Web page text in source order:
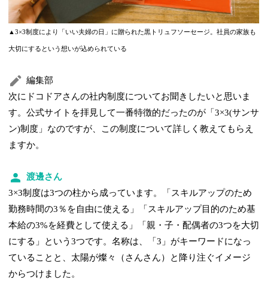
▲3×3制度により「いい夫婦の日」に贈られた黒トリュフソーセージ。社員の家族も
大切にするという想いが込められている
編集部
次にドコドアさんの社内制度についてお聞きしたいと思いま
す。公式サイトを拝見して一番特徴的だったのが「3×3(サンサ
ン)制度」なのですが、この制度について詳しく教えてもらえ
ますか。
渡邊さん
3×3制度は3つの柱から成っています。「スキルアップのため
勤務時間の3％を自由に使える」「スキルアップ目的のため基
本給の3%を経費として使える」「親・子・配偶者の3つを大切
にする」という3つです。名称は、「3」がキーワードになっ
ていることと、太陽が燦々（さんさん）と降り注ぐイメージ
からつけました。